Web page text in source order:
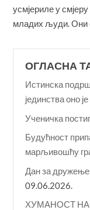
усмјериле у
младих људи. Они
ОГЛАСНА
Истинска
јединства оно
Ученичка
Будућност
марљивошћу
Дан за
09.06.2026.
ХУМАНОСТ